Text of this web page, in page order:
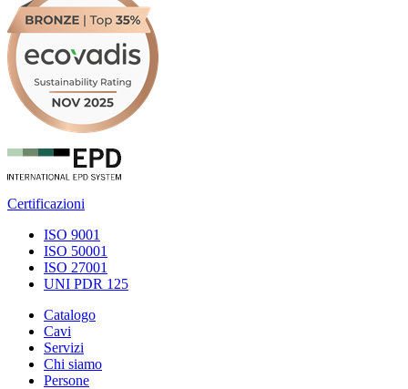
Certificazioni
ISO 9001
ISO 50001
ISO 27001
UNI PDR 125
Catalogo
Cavi
Servizi
Chi siamo
Persone